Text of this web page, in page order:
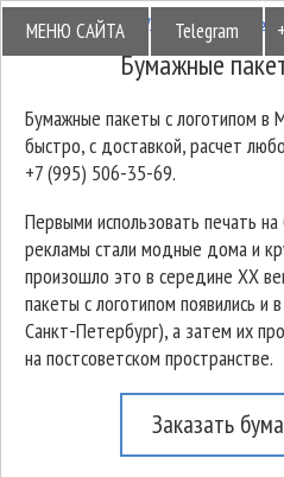
МЕНЮ САЙТА Telegram
Визитка.ру>> Бумажные пакеты
Бумажные
Бумажные пакеты с логотипом
быстро, с доставкой, расчет
+7 (995) 506-35-69.
Первыми использовать печать
рекламы стали модные дома и
произошло это в середине ХХ
пакеты с логотипом появились и
Санкт-Петербург), а затем их
на постсоветском пространстве.
Заказать